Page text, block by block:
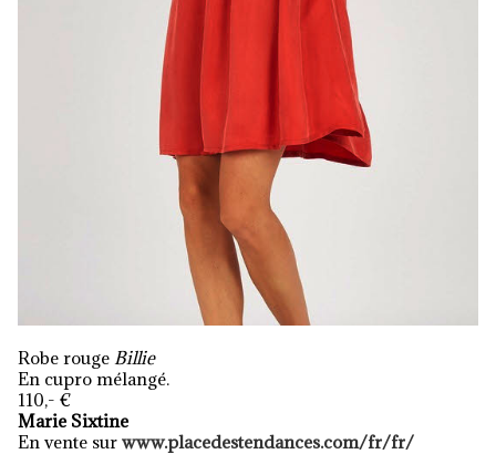
Robe rouge Billie
En cupro mélangé.
110,- €
Marie Sixtine
En vente sur www.placedestendances.com/fr/fr/